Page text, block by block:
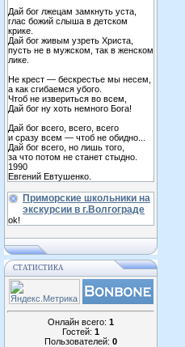
Дай бог лжецам замкнуть уста,
глас божий слыша в детском
крике.
Дай бог живым узреть Христа,
пусть не в мужском, так в женском
лике.
Не крест — бескрестье мы несем,
а как сгибаемся убого.
Чтоб не извериться во всем,
Дай бог ну хоть немного Бога!
Дай бог всего, всего, всего
и сразу всем — чтоб не обидно...
Дай бог всего, но лишь того,
за что потом не станет стыдно.
1990
Евгений Евтушенко.
Приморские школьники на
экскурсии в г.Волгограде
ok!
СТАТИСТИКА
Онлайн всего: 1
Гостей: 1
Пользователей: 0